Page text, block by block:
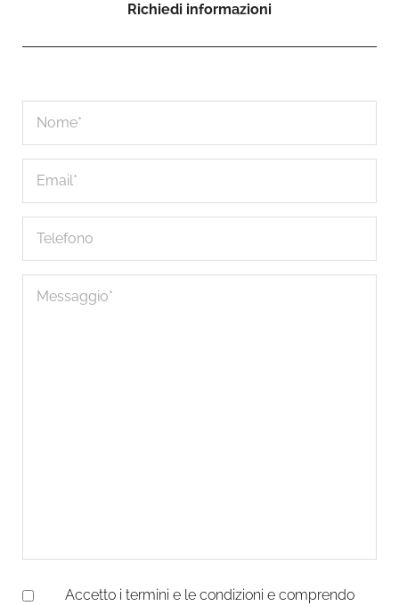
Richiedi informazioni
Accetto i termini e le condizioni e comprendo